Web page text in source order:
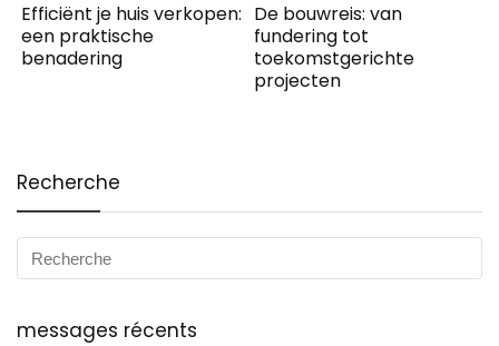
Efficiënt je huis verkopen:
een praktische
benadering
De bouwreis: van
fundering tot
toekomstgerichte
projecten
Recherche
messages récents